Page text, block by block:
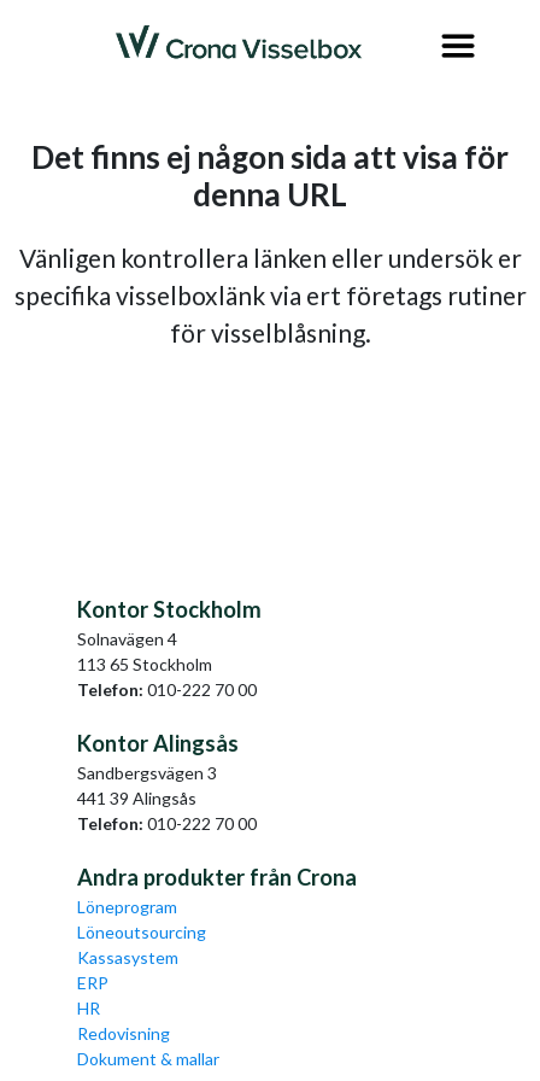
Det finns ej någon sida att visa för
denna URL
Vänligen kontrollera länken eller undersök er
specifika visselboxlänk via ert företags rutiner
för visselblåsning.
Kontor Stockholm
Solnavägen 4
113 65 Stockholm
Telefon: 010-222 70 00
Kontor Alingsås
Sandbergsvägen 3
441 39 Alingsås
Telefon: 010-222 70 00
Andra produkter från Crona
Löneprogram
Löneoutsourcing
Kassasystem
ERP
HR
Redovisning
Dokument & mallar